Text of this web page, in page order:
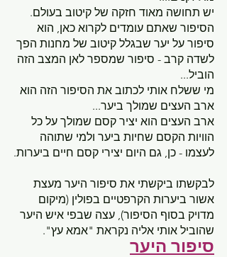
יש תחושה מאוד חזקה של קיטוב בעולם.
הסיפור שאתם עומדים לקרוא כאן, הוא
סיפור על יער שבגלל קיטוב של מחנות הפך
לשדה קרב - סיפור שמספר לאן המצב הזה
הוביל...
מי ששלח אותי לכתוב את הסיפור הזה הוא
ארב העצים שמולך ביער...
ארב העצים הוא יציר קסם שמולך על כל
הוויות הקסם שחיות ביער ולמי שתוהה
לעצמו - כן, גם היום יצירי קסם חיים ביערות.
לבקשתו ביקשתי את סיפור היער מעצת
אשור ביערות הקרפטיים בפולין (מיקום
מדויק בסוף הסיפור), עצה שבפי איש היער
שהוביל אותי אליה נקראת "אמא עץ".
סיפור היער